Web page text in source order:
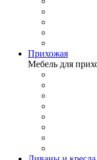
Прихожая
Мебель для